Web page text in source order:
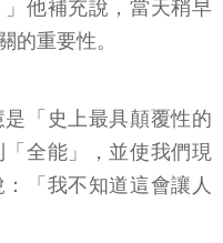
他補充說，當天稍早
的重要性。
「史上最具顛覆性的
全能」，並使我們現
「我不知道這會讓人